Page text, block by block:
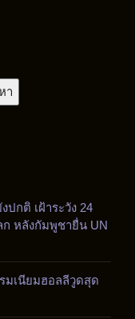
า
กติ เฝ้าระวัง 24
ก หลังกัมพูชายื่น UN
มเนียมฮอลลีวูดสุด